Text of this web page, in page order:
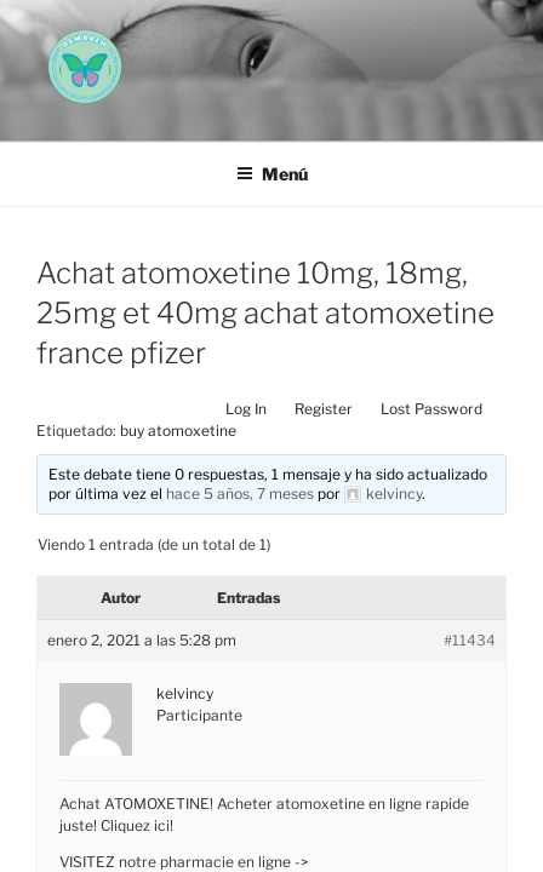
Saltar
al
contenido
AEMAREH
Menú
Achat atomoxetine 10mg, 18mg,
25mg et 40mg achat atomoxetine
france pfizer
Log In Register
Lost Password
Etiquetado: buy atomoxetine
Este debate tiene 0 respuestas, 1 mensaje y ha sido actualizado
por última vez el hace 5 años, 7 meses por kelvincy.
Viendo 1 entrada (de un total de 1)
Autor Entradas
enero 2, 2021 a las 5:28 pm #11434
kelvincy
Participante
Achat ATOMOXETINE! Acheter atomoxetine en ligne rapide
juste! Cliquez ici!
VISITEZ notre pharmacie en ligne ->